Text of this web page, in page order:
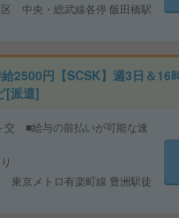
中央・総武線各停 飯田橋駅
給2500円【SCSK】週3日＆16
[派遣]
交 ■給与の前払いが可能な速
東京メトロ有楽町線 豊洲駅徒